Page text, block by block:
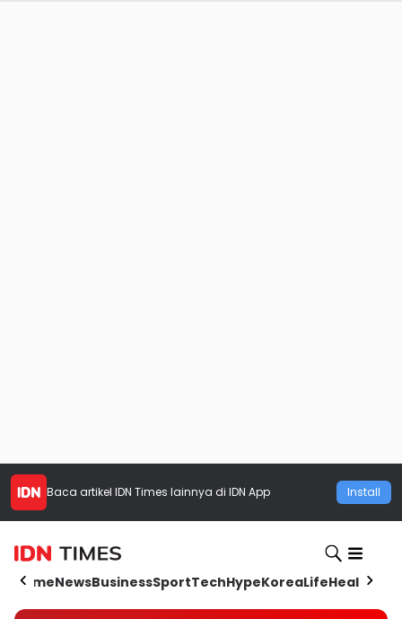
Baca artikel IDN Times lainnya di IDN App Install
HomeNewsBusinessSportTechHypeKoreaLifeHealth